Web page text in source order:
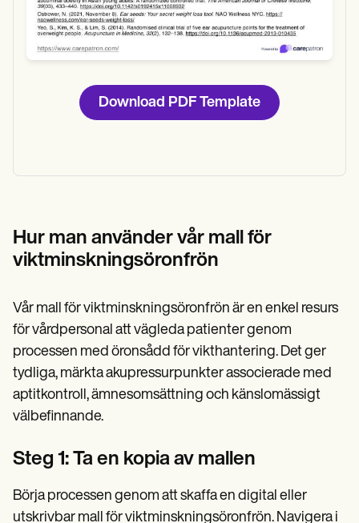
Download PDF Template
Hur man använder vår mall för
viktminskningsöronfrön
Vår mall för viktminskningsöronfrön är en enkel resurs
för vårdpersonal att vägleda patienter genom
processen med öronsådd för vikthantering. Det ger
tydliga, märkta akupressurpunkter associerade med
aptitkontroll, ämnesomsättning och känslomässigt
välbefinnande.
Steg 1: Ta en kopia av mallen
Börja processen genom att skaffa en digital eller
utskrivbar mall för viktminskningsöronfrön. Navigera i